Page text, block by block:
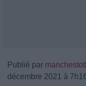
Publié par
décembre 2021 à